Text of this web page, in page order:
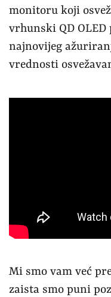
monitoru koji
vrhunski QD
najnovijeg
vrednosti
Mi smo vam već
zaista smo puni